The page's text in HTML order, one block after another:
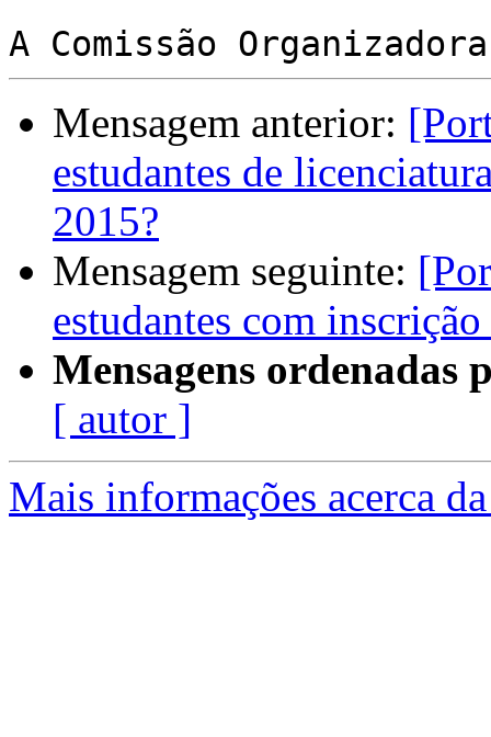
Mensagem anterior:
estudantes de
2015?
Mensagem seguinte:
estudantes com
Mensagens ordenadas
[ autor ]
Mais informações acerca